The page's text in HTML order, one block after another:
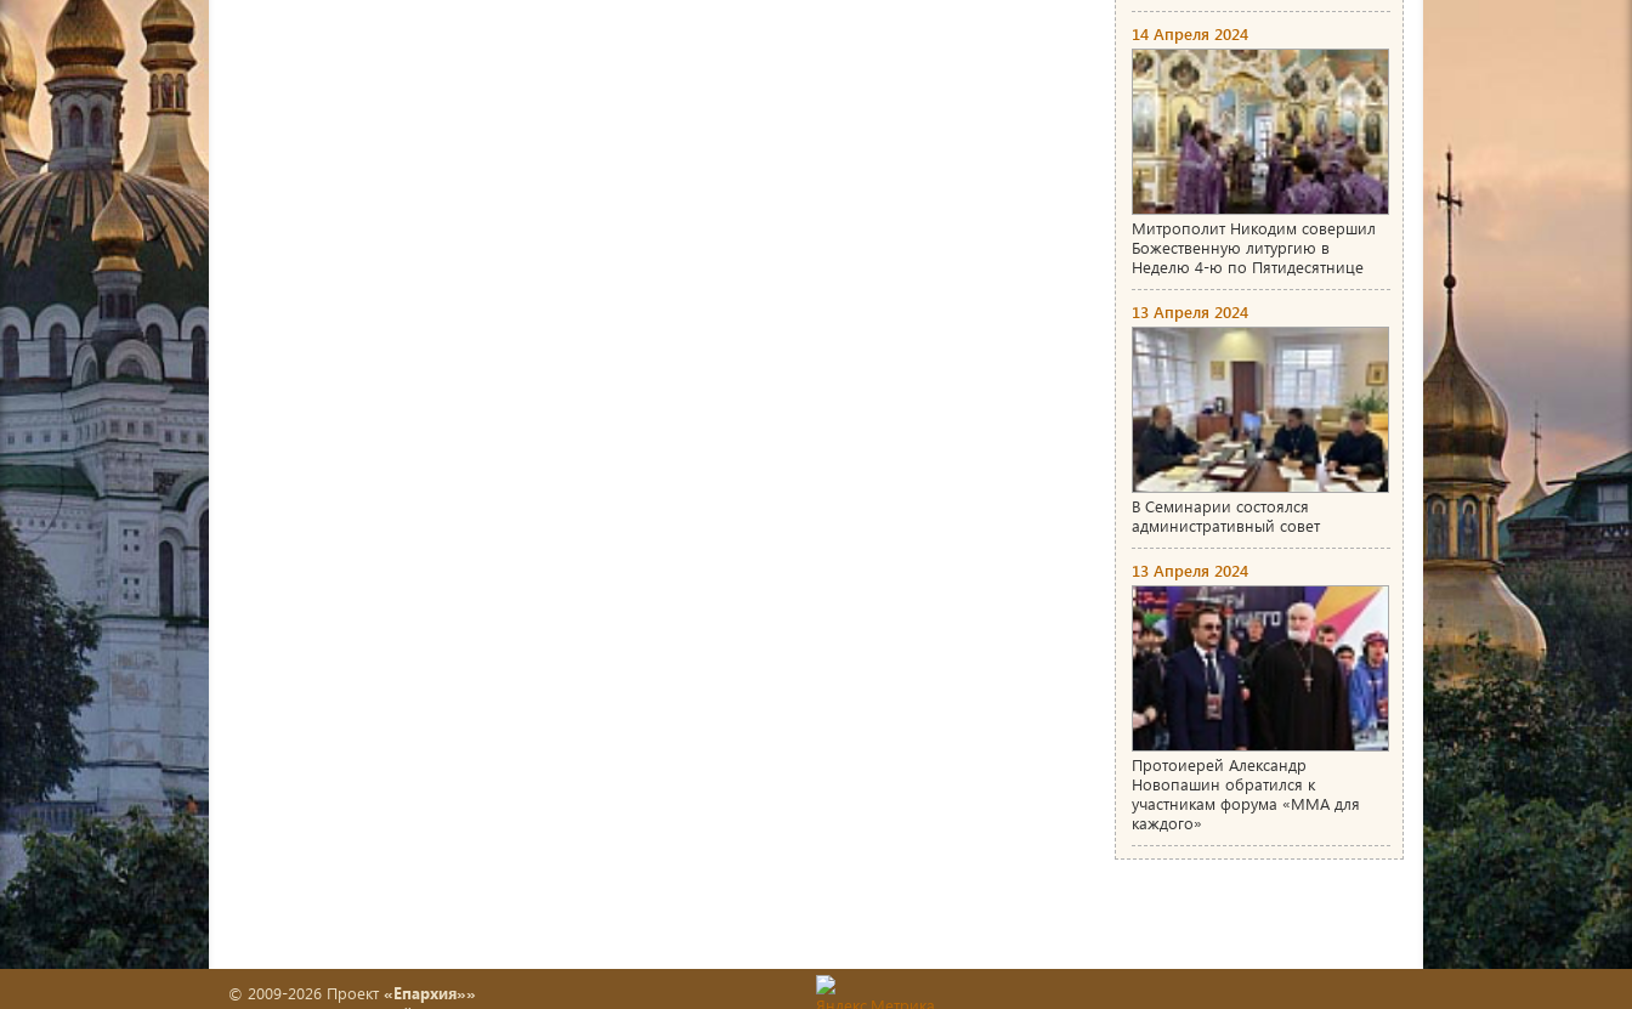
14 Апреля 2024
Митрополит Никодим совершил
Божественную литургию в
Неделю 4-ю по Пятидесятнице
13 Апреля 2024
В Семинарии состоялся
административный совет
13 Апреля 2024
Протоиерей Александр
Новопашин обратился к
участникам форума «ММА для
каждого»
© 2009-2026 Проект «Епархия»»